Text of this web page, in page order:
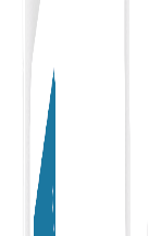
Link Budget oder
Die einfache
mit Ihrer
und
effiziente